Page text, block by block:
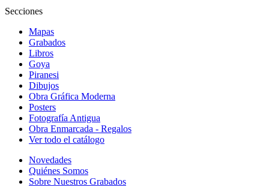
Secciones
Mapas
Grabados
Libros
Goya
Piranesi
Dibujos
Obra Gráfica Moderna
Posters
Fotografía Antigua
Obra Enmarcada - Regalos
Ver todo el catálogo
Novedades
Quiénes Somos
Sobre Nuestros Grabados